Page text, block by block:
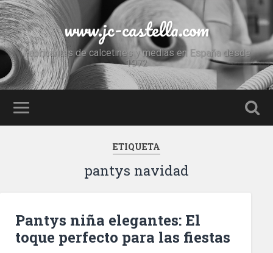
www.jc-castella.com
Fabricantes de calcetines y medias en España desde
1972
ETIQUETA
pantys navidad
Pantys niña elegantes: El
toque perfecto para las fiestas